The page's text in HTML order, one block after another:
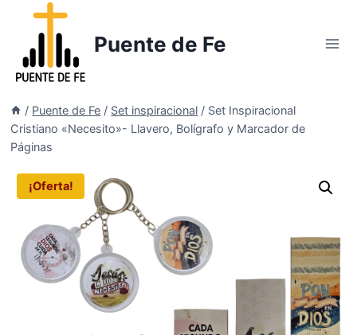
Saltar
contenido
Puente de Fe
/ Puente de Fe / Set inspiracional / Set Inspiracional
Cristiano «Necesito»- Llavero, Bolígrafo y Marcador de
Páginas
¡Oferta!